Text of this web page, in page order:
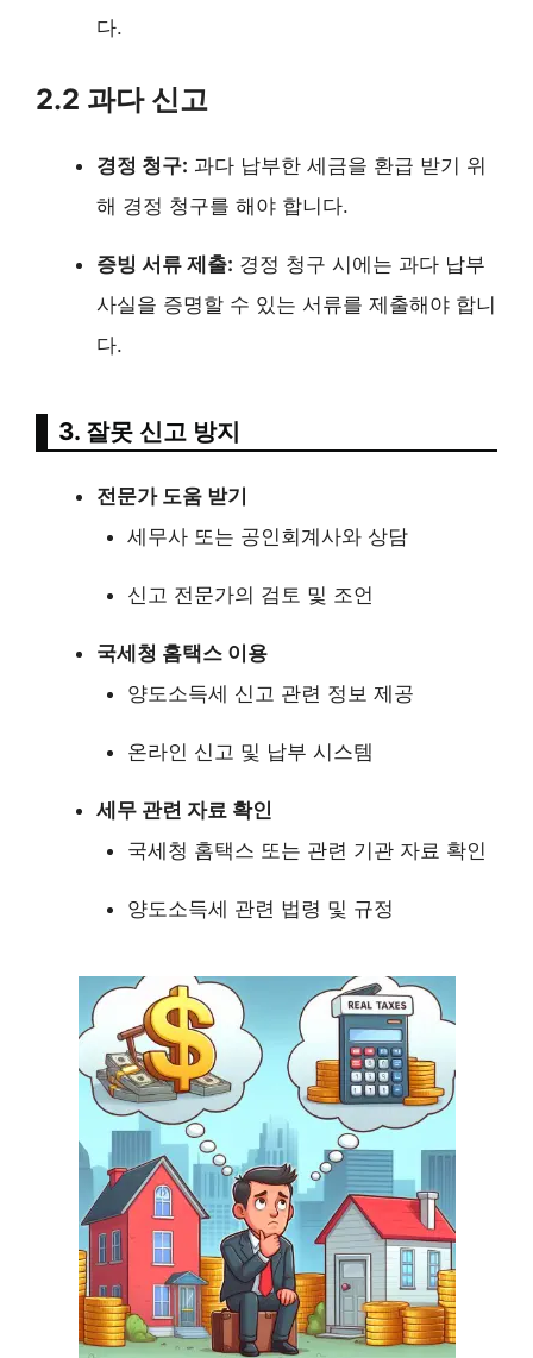
다.
2.2 과다 신고
경정 청구: 과다 납부한 세금을 환급 받기 위
해 경정 청구를 해야 합니다.
증빙 서류 제출: 경정 청구 시에는 과다 납부
사실을 증명할 수 있는 서류를 제출해야 합니
다.
3. 잘못 신고 방지
전문가 도움 받기
세무사 또는 공인회계사와 상담
신고 전문가의 검토 및 조언
국세청 홈택스 이용
양도소득세 신고 관련 정보 제공
온라인 신고 및 납부 시스템
세무 관련 자료 확인
국세청 홈택스 또는 관련 기관 자료 확인
양도소득세 관련 법령 및 규정